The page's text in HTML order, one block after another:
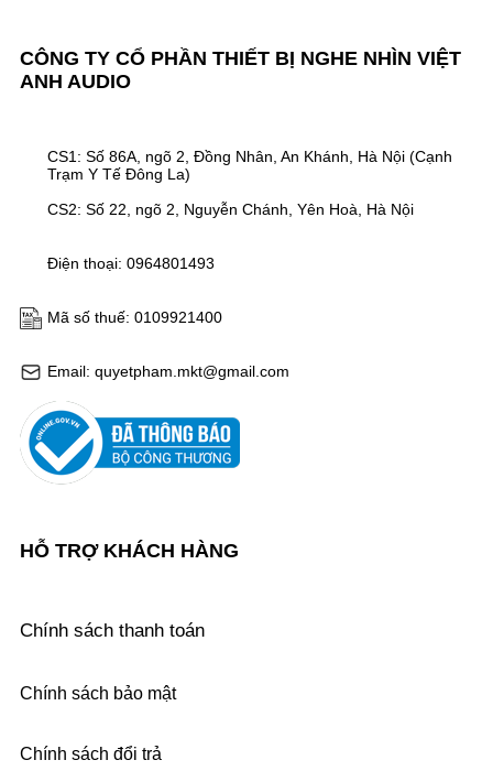
CÔNG TY CỔ PHẦN THIẾT BỊ NGHE NHÌN VIỆT
ANH AUDIO
Email: quyetpham.mkt@gmail.com
Mã số thuế: 0109921400
Điện thoại: 0964801493
CS1: Số 86A, ngõ 2, Đồng Nhân, An Khánh, Hà Nội (Cạnh
Trạm Y Tế Đông La)
CS2: Số 22, ngõ 2, Nguyễn Chánh, Yên Hoà, Hà Nội
HỖ TRỢ KHÁCH HÀNG
Chính sách thanh toán
Chính sách bảo mật
Chính sách đổi trả